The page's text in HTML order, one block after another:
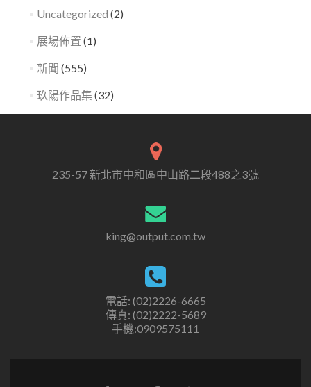
Uncategorized (2)
展場佈置 (1)
新聞 (555)
玖陽作品集 (32)
235-57 新北市中和區中山路二段488之3號
king@output.com.tw
電話: (02)2226-6665
傳真: (02)2222-5689
手機:0909575111